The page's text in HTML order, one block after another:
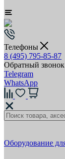
Телефоны
8 (495) 795-85-87
Обратный звонок
Telegram
WhatsApp
Оборудование